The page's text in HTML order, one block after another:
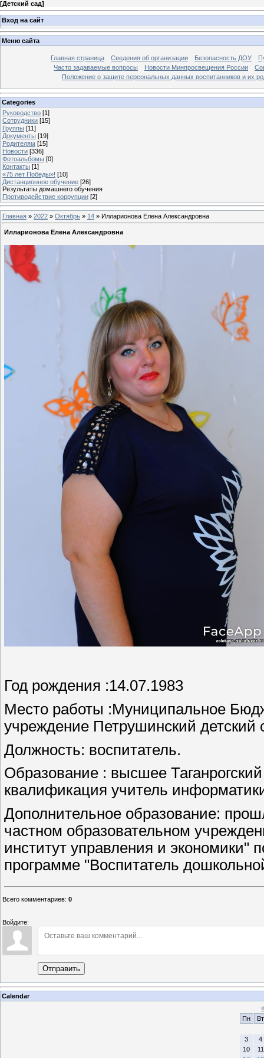
[Детский сад]
Вход на сайт
Меню сайта
Главная страница Сведения об организации Безопасность ДОУ
Часто задаваемые вопросы
Новости Минпросвещения России
Положение о защите персональных данных воспитанников и их
Categories
Руководство [1]
Сотрудники [15]
Группы [11]
Документы [19]
Родителям [15]
Новости [336]
Фотоальбомы [0]
Контакты [1]
«75 лет Победы»! [10]
Дистанционное обучение [26]
Результаты домашнего обучения
Противодействие коррупции [2]
Главная » 2022 » Октябрь » 14 » Илларионова Елена Александровна
Илларионова Елена Александровна
Год рождения :14.07.1983
Место работы :Муниципальное
учреждение Петрушинский детский
Должность: воспитатель.
Образование : высшее
квалификация учитель
Дополнительное образование:
частном образовательном
институт управления и экономики"
программе "Воспитатель
Всего комментариев: 0
Войдите:
Отправить
Calendar
«
Пн
Вт
3
4
10
11